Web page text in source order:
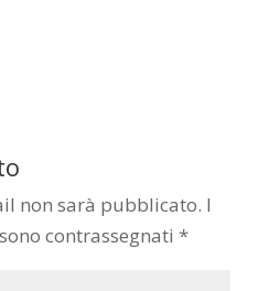
non sarà pubblicato. I
contrassegnati *